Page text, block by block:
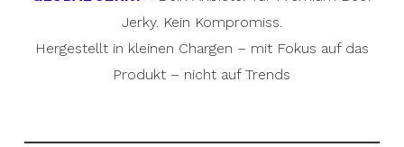
Jerky. Kein Kompromiss.
Hergestellt in kleinen Chargen – mit Fokus auf das
Produkt – nicht auf Trends